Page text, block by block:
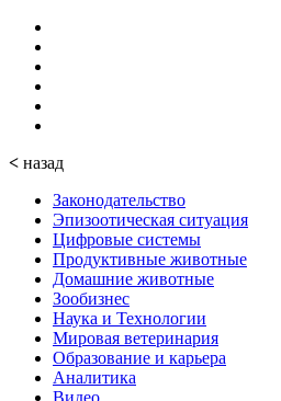
< назад
Законодательство
Эпизоотическая ситуация
Цифровые системы
Продуктивные животные
Домашние животные
Зообизнес
Наука и Технологии
Мировая ветеринария
Образование и карьера
Аналитика
Видео